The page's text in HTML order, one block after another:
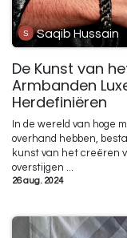
Saqib Hussain
De Kunst van
Armbanden
Herdefiniëren
In de wereld van hoge
overhand hebben,
kunst van het creëren
overstijgen ...
26 aug. 2024